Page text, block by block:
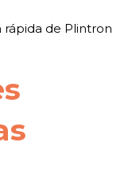
de Plintron